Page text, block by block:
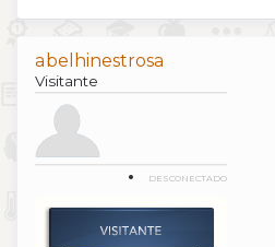
abelhinestrosa
Visitante
DESCONECTADO